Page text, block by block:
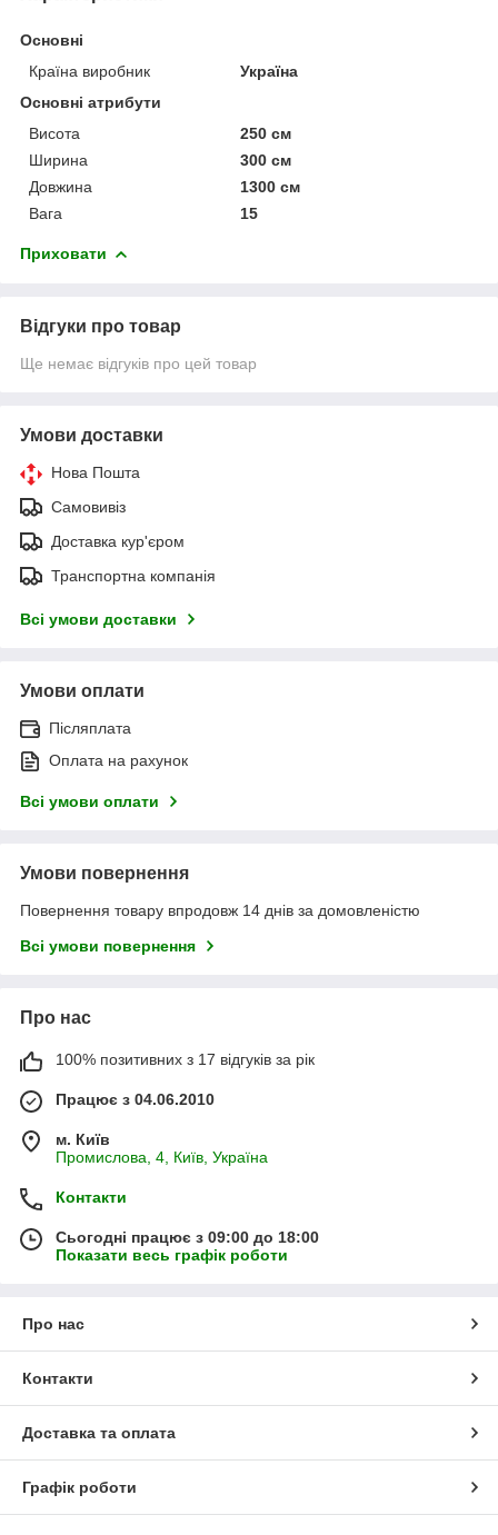
Основні
Країна виробник
Україна
Основні атрибути
Висота
250 см
Ширина
300 см
Довжина
1300 см
Вага
15
Приховати
Відгуки про товар
Ще немає відгуків про цей товар
Умови доставки
Нова Пошта
Самовивіз
Доставка кур'єром
Транспортна компанія
Всі умови доставки
Умови оплати
Післяплата
Оплата на рахунок
Всі умови оплати
Умови повернення
Повернення товару впродовж 14 днів за домовленістю
Всі умови повернення
Про нас
100% позитивних з 17 відгуків за рік
Працює з 04.06.2010
м. Київ
Промислова, 4, Київ, Україна
Контакти
Сьогодні працює з 09:00 до 18:00
Показати весь графік роботи
Про нас
Контакти
Доставка та оплата
Графік роботи